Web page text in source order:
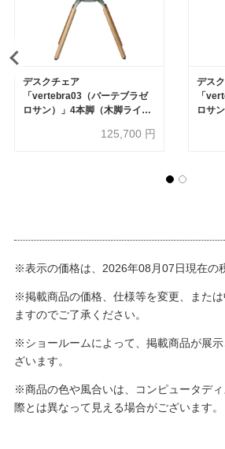
デスクチェア
「vertebra03（バーテブラゼ
ロサン）」4本脚（木脚ライ
ュベージュ）【受注生産品】
125,700 円
デス
「
ロサ
ブル
※表示の価格は、2026年08月07日現在の
※掲載商品の価格、仕様等を変更、また
ますのでご了承ください。
※ショールームによって、掲載商品が展
ざいます。
※商品の色や風合いは、コンピュータデ
際とは異なって見える場合がございます。